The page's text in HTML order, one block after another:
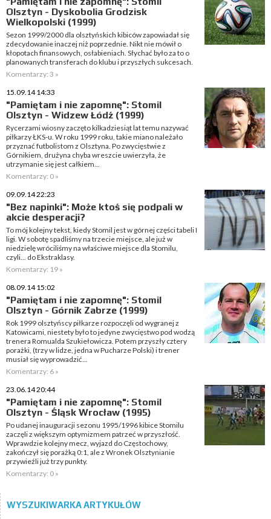
Olsztyn - Dyskobolia Grodzisk
Wielkopolski (1999)
Sezon 1999/2000 dla olsztyńskich kibiców zapowiadał się
zdecydowanie inaczej niż poprzednie. Nikt nie mówił o
kłopotach finansowych, osłabieniach. Słychać było za to o
planowanych transferach do klubu i przyszłych sukcesach.
Komentarzy: 3 »
15.09.14 14:33
"Pamiętam i nie zapomnę": Stomil
Olsztyn - Widzew Łódź (1999)
Rycerzami wiosny zaczęto kilkadziesiąt lat temu nazywać
piłkarzy ŁKS-u. W roku 1999 roku, takie miano należało
przyznać futbolistom z Olsztyna. Po zwycięstwie z
Górnikiem, drużyna chyba wreszcie uwierzyła, że
utrzymanie się jest całkiem...
Komentarzy: 0 »
09.09.14 22:23
"Bez napinki": Może ktoś się podpali w
akcie desperacji?
To mój kolejny tekst, kiedy Stomil jest w górnej części tabeli I
ligi. W sobotę spadliśmy na trzecie miejsce, ale już w
niedzielę wróciliśmy na właściwe miejsce dla Stomilu,
czyli... do Ekstraklasy.
Komentarzy: 19 »
08.09.14 15:02
"Pamiętam i nie zapomnę": Stomil
Olsztyn - Górnik Zabrze (1999)
Rok 1999 olsztyńscy piłkarze rozpoczęli od wygranej z
Katowicami, niestety było to jedyne zwycięstwo pod wodzą
trenera Romualda Szukiełowicza. Potem przyszły cztery
porażki, (trzy w lidze, jedna w Pucharze Polski) i trener
musiał się wyprowadzić...
Komentarzy: 6 »
23.06.14 20:44
"Pamiętam i nie zapomnę": Stomil
Olsztyn - Śląsk Wrocław (1995)
Po udanej inauguracji sezonu 1995/1996 kibice Stomilu
zaczęli z większym optymizmem patrzeć w przyszłość.
Wprawdzie kolejny mecz, wyjazd do Częstochowy,
zakończył się porażką 0:1, ale z Wronek Olsztynianie
przywieźli już trzy punkty.
Komentarzy: 0 »
WYSZUKIWARKA ARTYKUŁÓW